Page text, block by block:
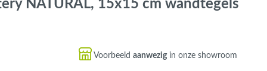
Grijs - Antraciet - Zwart
Blauw
NATURAL, 15x15 cm wandtegels
Voorbeeld aanwezigin onze showroom